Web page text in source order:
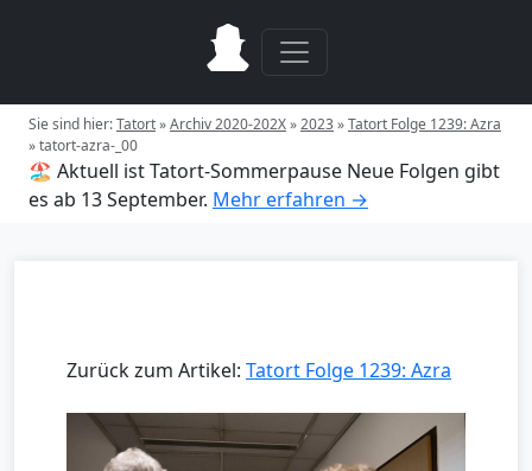
Sie sind hier:Tatort»Archiv 2020-202X»2023»Tatort Folge 1239: Azra
»tatort-azra-_00
🏖️ Aktuell ist Tatort-Sommerpause Neue Folgen gibt
es ab 13 September. Mehr erfahren →
Zurück zum Artikel: Tatort Folge 1239: Azra